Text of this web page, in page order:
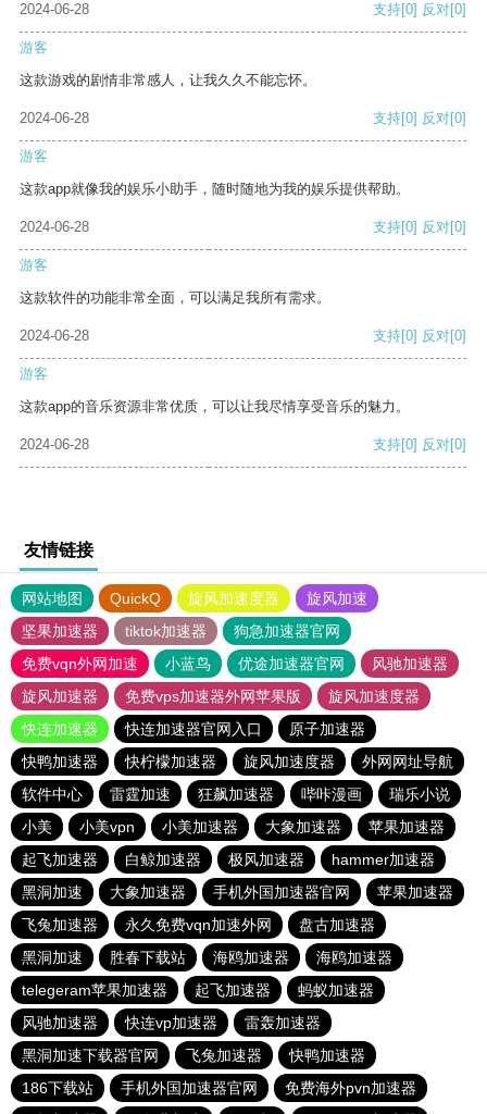
2024-06-28 支持[0] 反对[0]
游客
这款游戏的剧情非常感人，让我久久不能忘怀。
2024-06-28 支持[0] 反对[0]
游客
这款app就像我的娱乐小助手，随时随地为我的娱乐提供帮助。
2024-06-28 支持[0] 反对[0]
游客
这款软件的功能非常全面，可以满足我所有需求。
2024-06-28 支持[0] 反对[0]
游客
这款app的音乐资源非常优质，可以让我尽情享受音乐的魅力。
2024-06-28 支持[0] 反对[0]
友情链接
网站地图 QuickQ 旋风加速度器
旋风加速
坚果加速器
tiktok加速器
狗急加速器官网
免费vqn外网加速
小蓝鸟 优途加速器官网
风驰加速器
旋风加速器
免费vps加速器外网苹果版
旋风加速度器
快连加速器
快连加速器官网入口
原子加速器
快鸭加速器
快柠檬加速器 旋风加速度器
外网网址导航
软件中心
雷霆加速 狂飙加速器 哔咔漫画
瑞乐小说
小美
小美vpn 小美加速器 大象加速器
苹果加速器
起飞加速器
白鲸加速器 极风加速器
hammer加速器
黑洞加速
大象加速器 手机外国加速器官网
苹果加速器
飞兔加速器
永久免费vqn加速外网
盘古加速器
黑洞加速
胜春下载站 海鸥加速器
海鸥加速器
telegeram苹果加速器
起飞加速器
蚂蚁加速器
风驰加速器
快连vp加速器
雷轰加速器
黑洞加速下载器官网
飞兔加速器
快鸭加速器
186下载站
手机外国加速器官网
免费海外pvn加速器